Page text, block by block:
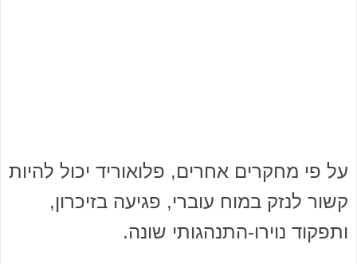
על פי מחקרים אחרים, פלואוריד יכול להיות
קשור לנזק במוח עוברי, פגיעה בזיכרון,
ותפקוד נוירו-התנהגותי שונה.